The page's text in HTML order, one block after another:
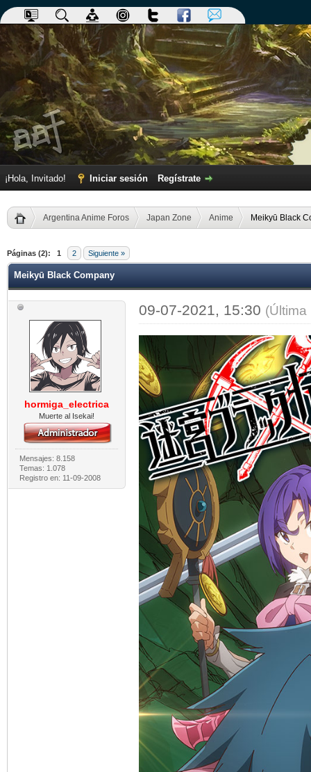
¡Hola, Invitado! Iniciar sesión Regístrate
Argentina Anime Foros Japan Zone Anime Meikyū Black
Páginas (2): 1 2 Siguiente »
Meikyū Black Company
hormiga_electrica
Muerte al Isekai!
Mensajes: 8.158
Temas: 1.078
Registro en: 11-09-2008
09-07-2021, 15:30